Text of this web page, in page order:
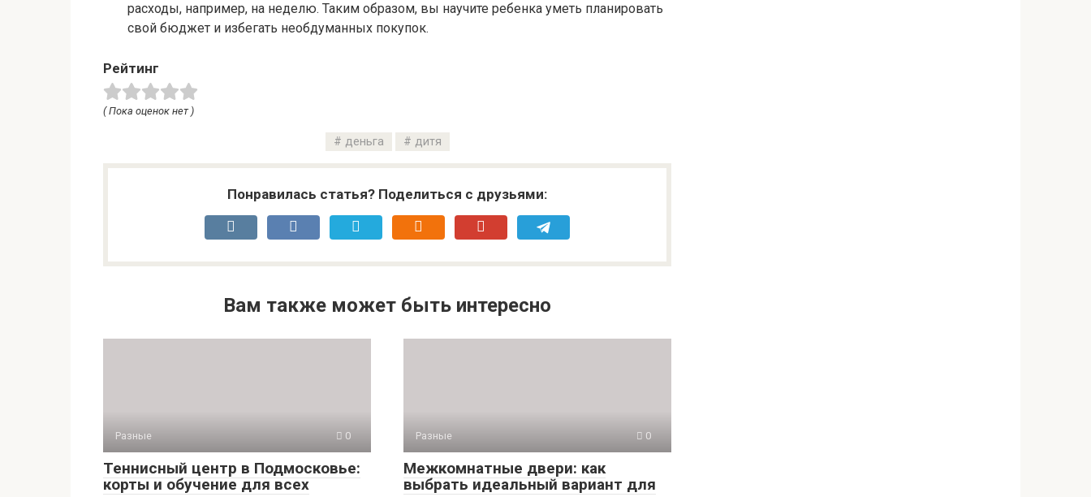
расходы, например, на неделю. Таким образом, вы научите ребенка уметь планировать
свой бюджет и избегать необдуманных покупок.
Рейтинг
( Пока оценок нет )
деньга дитя
Понравилась статья? Поделиться с друзьями:
Вам также может быть интересно
Разные 0
Теннисный центр в Подмосковье:
корты и обучение для всех
Разные 0
Межкомнатные двери: как
выбрать идеальный вариант для